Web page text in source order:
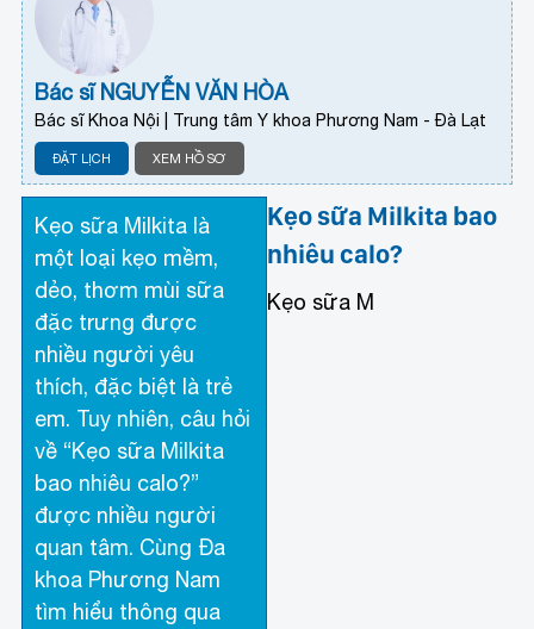
Bác sĩ NGUYỄN VĂN HÒA
Bác sĩ Khoa Nội | Trung tâm Y khoa Phương Nam - Đà Lạt
ĐẶT LỊCH XEM HỒ SƠ
Kẹo sữa Milkita là
một loại kẹo mềm,
dẻo, thơm mùi sữa
đặc trưng được
nhiều người yêu
thích, đặc biệt là trẻ
em. Tuy nhiên, câu hỏi
về “Kẹo sữa Milkita
bao nhiêu calo?”
được nhiều người
quan tâm. Cùng Đa
khoa Phương Nam
tìm hiểu thông qua
Kẹo sữa Milkita bao
nhiêu calo?
Kẹo sữa M